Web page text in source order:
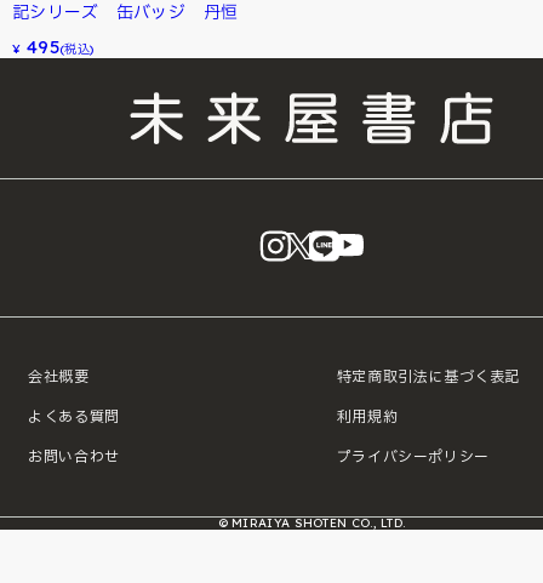
記シリーズ 缶バッジ 丹恒
¥ 495(税込)
instagram
X LINE
会社概要
よくある質問
お問い合わせ
特定商取引法に基づく表記
利用規約
プライバシーポリシー
© MIRAIYA SHOTEN CO., LTD.